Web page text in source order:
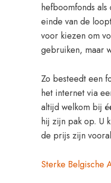
hefboomfonds
einde van de
voor kiezen om
gebruiken, maar
Zo besteedt een
het internet via
altijd welkom bij
hij zijn pak op. U
de prijs zijn
Sterke Belgische